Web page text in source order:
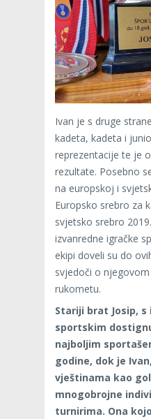
Ivan je s druge
kadeta, kadeta i
reprezentacije te je
rezultate. Posebno
na europskoj i
Europsko srebro za
svjetsko srebro
izvanredne igračke
ekipi doveli su do
svjedoči o
rukometu.
Stariji brat Josip, s
sportskim
najboljim
godine, dok je
vještinama kao
mnogobrojne
turnirima. Ona